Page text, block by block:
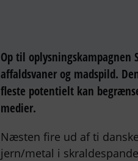
Op til oplysningskampagnen
affaldsvaner og madspild.
fleste potentielt kan
medier.
Næsten fire ud af ti
jern/metal i